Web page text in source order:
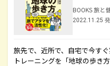
BOOKS 旅と
2022.11.25
旅先で、近所で、自宅で今す
トレーニングを「地球の歩き